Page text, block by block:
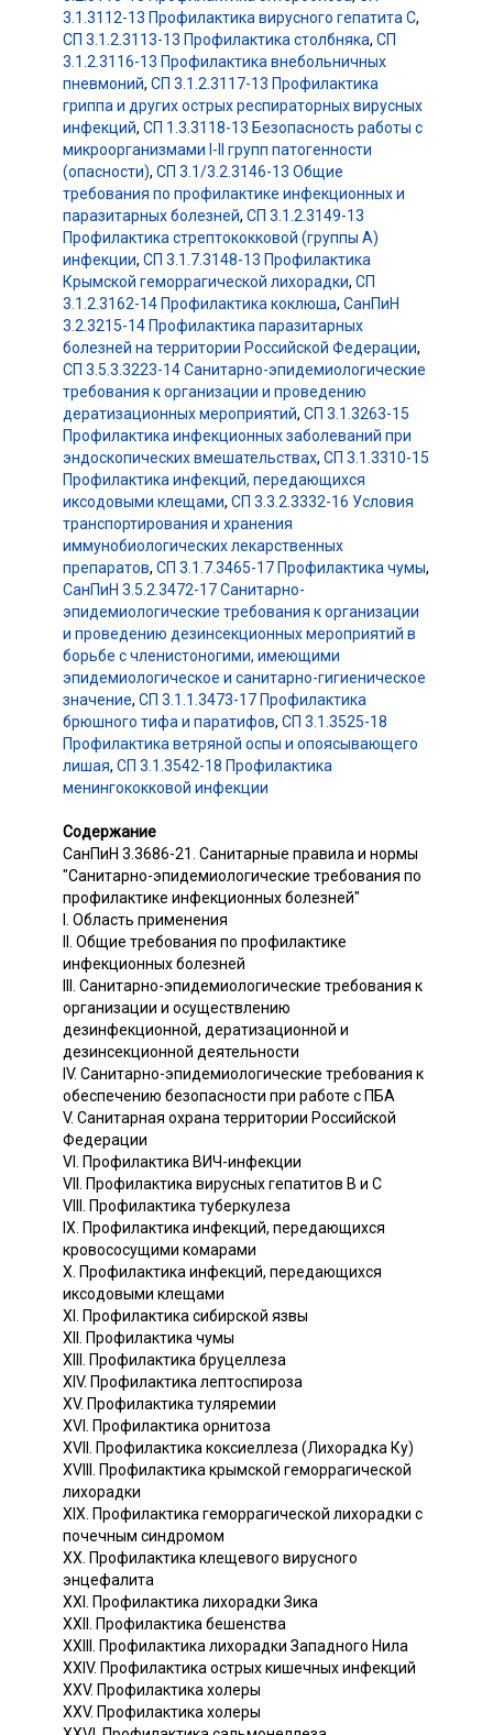
3.1.3112-13 Профилактика вирусного гепатита C,
СП 3.1.2.3113-13 Профилактика столбняка, СП
3.1.2.3116-13 Профилактика внебольничных
пневмоний, СП 3.1.2.3117-13 Профилактика
гриппа и других острых респираторных вирусных
инфекций, СП 1.3.3118-13 Безопасность работы с
микроорганизмами I-II групп патогенности
(опасности), СП 3.1/3.2.3146-13 Общие
требования по профилактике инфекционных и
паразитарных болезней, СП 3.1.2.3149-13
Профилактика стрептококковой (группы А)
инфекции, СП 3.1.7.3148-13 Профилактика
Крымской геморрагической лихорадки, СП
3.1.2.3162-14 Профилактика коклюша, СанПиН
3.2.3215-14 Профилактика паразитарных
болезней на территории Российской Федерации,
СП 3.5.3.3223-14 Санитарно-эпидемиологические
требования к организации и проведению
дератизационных мероприятий, СП 3.1.3263-15
Профилактика инфекционных заболеваний при
эндоскопических вмешательствах, СП 3.1.3310-15
Профилактика инфекций, передающихся
иксодовыми клещами, СП 3.3.2.3332-16 Условия
транспортирования и хранения
иммунобиологических лекарственных
препаратов, СП 3.1.7.3465-17 Профилактика чумы,
СанПиН 3.5.2.3472-17 Санитарно-
эпидемиологические требования к организации
и проведению дезинсекционных мероприятий в
борьбе с членистоногими, имеющими
эпидемиологическое и санитарно-гигиеническое
значение, СП 3.1.1.3473-17 Профилактика
брюшного тифа и паратифов, СП 3.1.3525-18
Профилактика ветряной оспы и опоясывающего
лишая, СП 3.1.3542-18 Профилактика
менингококковой инфекции
Содержание
СанПиН 3.3686-21. Санитарные правила и нормы
"Санитарно-эпидемиологические требования по
профилактике инфекционных болезней"
I. Область применения
II. Общие требования по профилактике
инфекционных болезней
III. Санитарно-эпидемиологические требования к
организации и осуществлению
дезинфекционной, дератизационной и
дезинсекционной деятельности
IV. Санитарно-эпидемиологические требования к
обеспечению безопасности при работе с ПБА
V. Санитарная охрана территории Российской
Федерации
VI. Профилактика ВИЧ-инфекции
VII. Профилактика вирусных гепатитов B и C
VIII. Профилактика туберкулеза
IX. Профилактика инфекций, передающихся
кровососущими комарами
X. Профилактика инфекций, передающихся
иксодовыми клещами
XI. Профилактика сибирской язвы
XII. Профилактика чумы
XIII. Профилактика бруцеллеза
XIV. Профилактика лептоспироза
XV. Профилактика туляремии
XVI. Профилактика орнитоза
XVII. Профилактика коксиеллеза (Лихорадка Ку)
XVIII. Профилактика крымской геморрагической
лихорадки
XIX. Профилактика геморрагической лихорадки с
почечным синдромом
XX. Профилактика клещевого вирусного
энцефалита
XXI. Профилактика лихорадки Зика
XXII. Профилактика бешенства
XXIII. Профилактика лихорадки Западного Нила
XXIV. Профилактика острых кишечных инфекций
XXV. Профилактика холеры
XXV. Профилактика холеры